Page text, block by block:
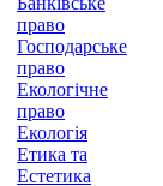
право
Господарське
право
Екологічне
право
Екологія
Етика та
Естетика